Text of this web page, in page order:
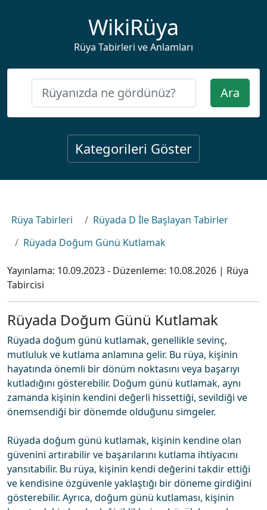
WikiRüya
Rüya Tabirleri ve Anlamları
Ara
Kategorileri Göster
Rüya Tabirleri
Rüyada D İle Başlayan Tabirler
Rüyada Doğum Günü Kutlamak
Yayınlama: 10.09.2023- Düzenleme: 10.08.2026 | Rüya
Tabircisi
Rüyada Doğum Günü Kutlamak
Rüyada doğum günü kutlamak, genellikle sevinç,
mutluluk ve kutlama anlamına gelir. Bu rüya, kişinin
hayatında önemli bir dönüm noktasını veya başarıyı
kutladığını gösterebilir. Doğum günü kutlamak, aynı
zamanda kişinin kendini değerli hissettiği, sevildiği ve
önemsendiği bir dönemde olduğunu simgeler.
Rüyada doğum günü kutlamak, kişinin kendine olan
güvenini artırabilir ve başarılarını kutlama ihtiyacını
yansıtabilir. Bu rüya, kişinin kendi değerini takdir ettiği
ve kendisine özgüvenle yaklaştığı bir döneme girdiğini
gösterebilir. Ayrıca, doğum günü kutlaması, kişinin